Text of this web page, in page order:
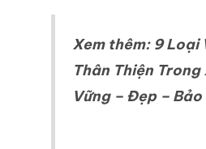
Xem thêm: 9 Loại
Thân Thiện Trong
Vững – Đẹp –